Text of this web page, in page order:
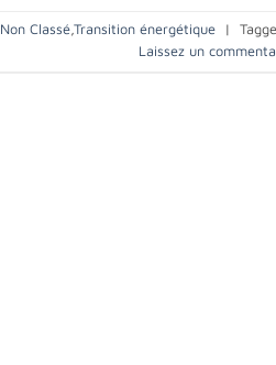
Non Classé,Transition énergétique |
Laissez un